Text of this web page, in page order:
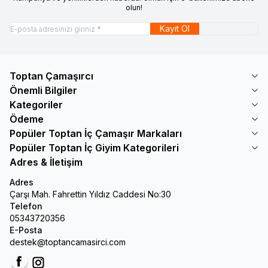
olun!
Kayıt Ol
Toptan Çamaşırcı
Önemli Bilgiler
Kategoriler
Ödeme
Popüler Toptan İç Çamaşır Markaları
Popüler Toptan İç Giyim Kategorileri
Adres & İletişim
Adres
Çarşı Mah. Fahrettin Yıldız Caddesi No:30
Telefon
05343720356
E-Posta
destek@toptancamasirci.com